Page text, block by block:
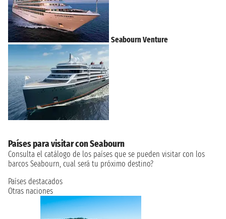
Seabourn Venture
Países para visitar con Seabourn
Consulta el catálogo de los países que se pueden visitar con los
barcos Seabourn, cual será tu próximo destino?
Países destacados
Otras naciones